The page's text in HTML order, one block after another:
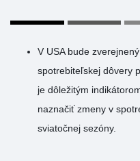
V USA bude
spotrebiteľskej dôvery
je dôležitým
naznačiť zmeny v
sviatočnej sezóny.